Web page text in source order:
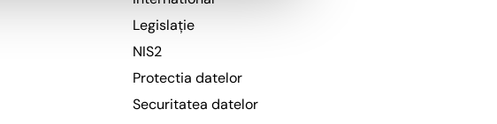
Legislație
NIS2
Protectia datelor
Securitatea datelor